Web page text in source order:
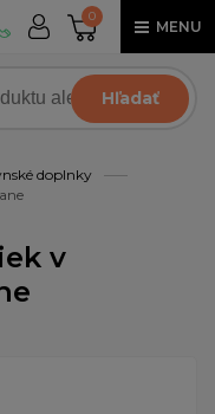
0
MENU
Hľadať
doplnky
v